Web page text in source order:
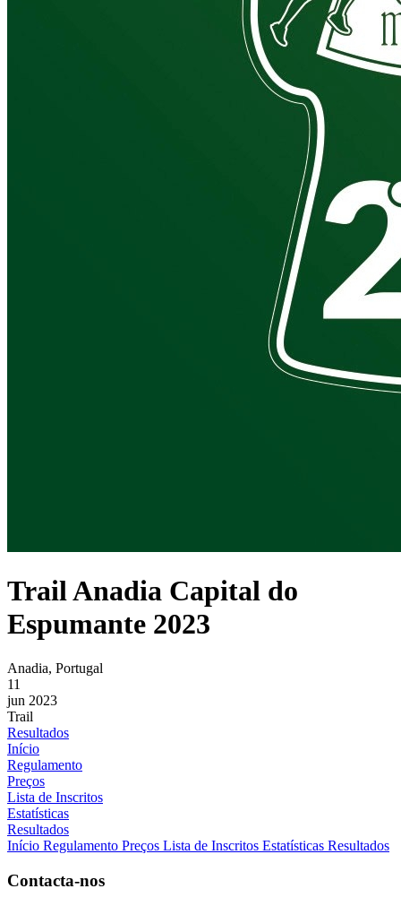
Trail Anadia Capital do
Espumante 2023
Anadia, Portugal
11
jun 2023
Trail
Resultados
Início
Regulamento
Preços
Lista de Inscritos
Estatísticas
Resultados
Início Regulamento Preços Lista de Inscritos Estatísticas Resultados
Contacta-nos